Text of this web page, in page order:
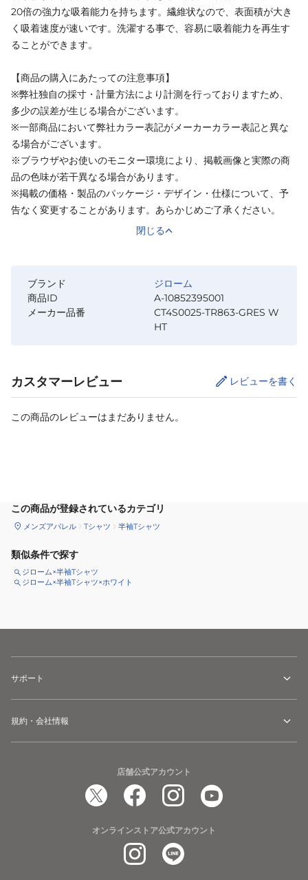
20倍の強力な吸着能力を持ちます。繊維状なので、表面積が大き
く吸着速度が速いです。洗濯する事で、容易に吸着能力を再生す
ることができます。
【商品の購入にあたっての注意事項】
※弊社独自の採寸・計量方法により計測を行っておりますため、
多少の誤差が生じる場合がございます。
※一部商品において弊社カラー表記がメーカーカラー表記と異な
る場合がございます。
※ブラウザやお使いのモニター環境により、掲載画像と実際の商
品の色味が若干異なる場合があります。
※掲載の価格・製品のパッケージ・デザイン・仕様について、予
告なく変更することがあります。あらかじめご了承ください。
閉じる
ブランド
ジローム
商品ID
A-10852395001
メーカー品番
CT4S0025-TR863-GRES W
HT
カスタマーレビュー レビューを書く
この商品のレビューはまだありません。
この商品が登録されているカテゴリ
メンズアパレル Tシャツ 半袖Tシャツ
類似条件で探す
ジローム×半袖Tシャツ
ジローム×半袖Tシャツ×ホワイト
サポート
規約・会社情報
店舗公式アカウント
オンラインストア公式アカウント